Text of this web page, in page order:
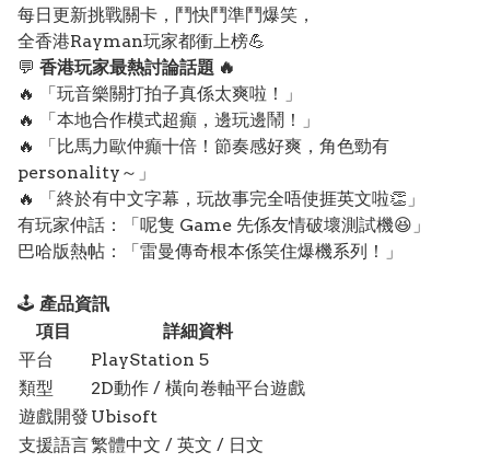
每日更新挑戰關卡，鬥快鬥準鬥爆笑，
全香港Rayman玩家都衝上榜💪
💬 香港玩家最熱討論話題 🔥
🔥 「玩音樂關打拍子真係太爽啦！」
🔥 「本地合作模式超癲，邊玩邊鬧！」
🔥 「比馬力歐仲癲十倍！節奏感好爽，角色勁有
personality～」
🔥 「終於有中文字幕，玩故事完全唔使捱英文啦👏」
有玩家仲話：「呢隻 Game 先係友情破壞測試機😆」
巴哈版熱帖：「雷曼傳奇根本係笑住爆機系列！」
🕹️ 產品資訊
項目
詳細資料
平台
PlayStation 5
類型
2D動作 / 橫向卷軸平台遊戲
遊戲開發 Ubisoft
支援語言繁體中文 / 英文 / 日文